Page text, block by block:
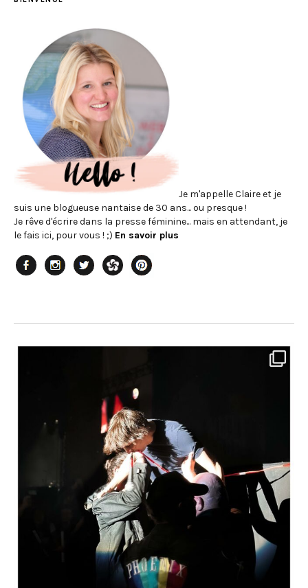
Je m'appelle Claire et je
suis une blogueuse nantaise de 30 ans... ou presque !
Je rêve d'écrire dans la presse féminine... mais en attendant, je
le fais ici, pour vous ! ;) En savoir plus